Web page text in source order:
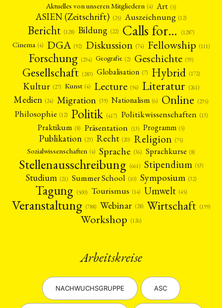
Aktuelles von unseren Mitgliedern (4) Art (5)
ASIEN (Zeitschrift) (25) Auszeichnung (12)
Bericht (128) Bildung (22) Calls for… (1287)
Cinema (4) DGA (92) Diskussion (74) Fellowship (111)
Forschung (234) Geografie (2) Geschichte (93)
Gesellschaft (283) Globalisation (7) Hybrid (172)
Kultur (27) Kunst (4) Lecture (94) Literatur (261)
Medien (24) Migration (39) Nationalism (6) Online (235)
Philosophie (12) Politik (417) Politikwissenschaften (13)
Praktikum (8) Präsentation (13) Programm (5)
Publikation (23) Recht (20) Religion (75)
Sozialwissenschaften (4) Sprache (36) Sprachkurse (8)
Stellenausschreibung (661) Stipendium (53)
Studium (21) Summer School (10) Symposium (32)
Tagung (500) Tourismus (14) Umwelt (45)
Veranstaltung (788) Webinar (28) Wirtschaft (199)
Workshop (126)
Arbeitskreise
NACHWUCHSGRUPPE ASC